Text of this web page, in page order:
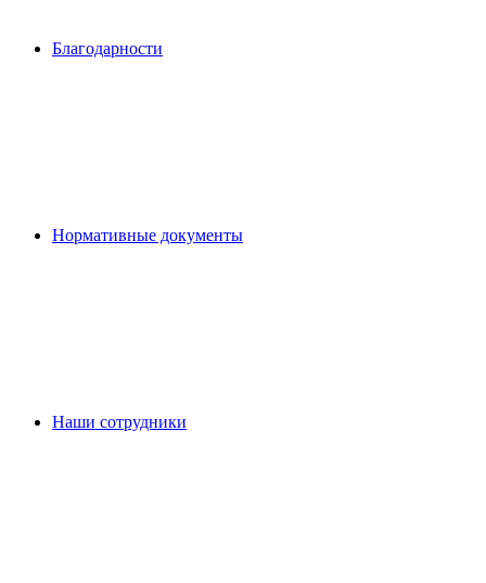
Благодарности
Нормативные документы
Наши сотрудники